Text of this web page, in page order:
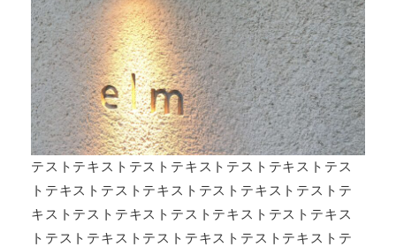
テストテキストテストテキストテストテキストテス
トテキストテストテキストテストテキストテストテ
キストテストテキストテストテキストテストテキス
トテストテキストテストテキストテストテキストテ